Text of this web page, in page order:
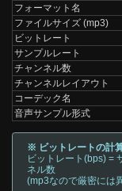
フォーマット名
ファイルサイズ (mp3)
ビットレート
サンプルレート
チャンネル数
チャンネルレイアウト
コーデック名
音声サンプル形式
※ ビットレートの計
ビットレート(bps) =
ネル数
(mp3なので厳密には